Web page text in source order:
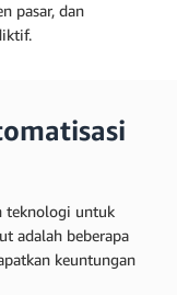
pasar, dan
teknologi untuk
adalah beberapa
keuntungan